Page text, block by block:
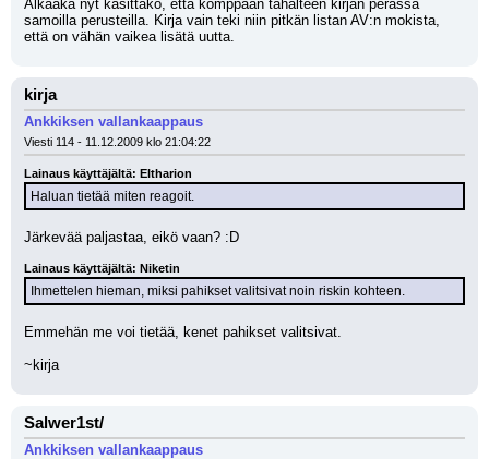
Älkääkä nyt käsittäkö, että komppaan tahalteen kirjan perässä
samoilla perusteilla. Kirja vain teki niin pitkän listan AV:n mokista,
että on vähän vaikea lisätä uutta.
kirja
Ankkiksen vallankaappaus
Viesti 114 - 11.12.2009 klo 21:04:22
Lainaus käyttäjältä: Eltharion
Haluan tietää miten reagoit.
Järkevää paljastaa, eikö vaan? :D
Lainaus käyttäjältä: Niketin
Ihmettelen hieman, miksi pahikset valitsivat noin riskin kohteen.
Emmehän me voi tietää, kenet pahikset valitsivat.
~kirja
Salwer1st/
Ankkiksen vallankaappaus